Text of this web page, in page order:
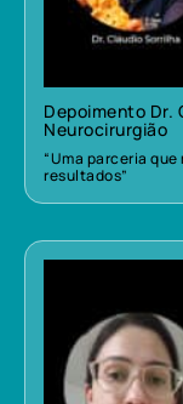
Depoimento Dr.
Neurocirurgião
“Uma parceria
resultados”